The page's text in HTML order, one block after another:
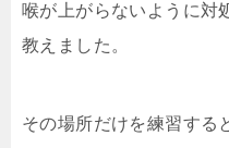
喉が上がらないように対
教えました。
その場所だけを練習する